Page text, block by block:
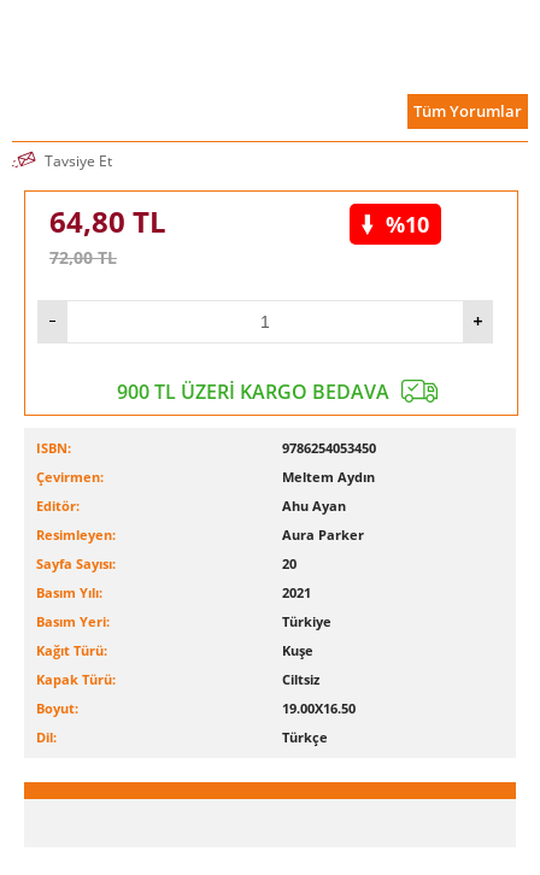
Tüm Yorumlar
Tavsiye Et
64,80 TL
72,00TL
%10
900 TL ÜZERİ KARGO BEDAVA
ISBN:
9786254053450
Çevirmen:
Meltem Aydın
Editör:
Ahu Ayan
Resimleyen:
Aura Parker
Sayfa Sayısı:
20
Basım Yılı:
2021
Basım Yeri:
Türkiye
Kağıt Türü:
Kuşe
Kapak Türü:
Ciltsiz
Boyut:
19.00X16.50
Dil:
Türkçe